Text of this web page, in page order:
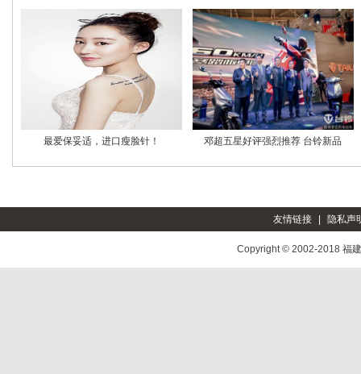
最爱保妥适，进口瘦脸针！ 邓超五星好评强烈推荐 台铃新品
友情链接 隐私声
Copyright © 2002-2018福